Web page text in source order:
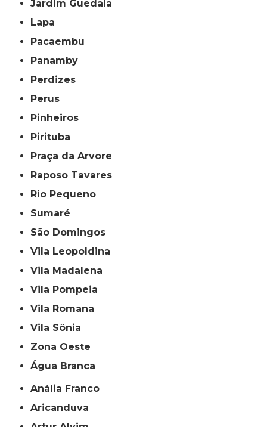
Jardim Guedala
Lapa
Pacaembu
Panamby
Perdizes
Perus
Pinheiros
Pirituba
Praça da Arvore
Raposo Tavares
Rio Pequeno
Sumaré
São Domingos
Vila Leopoldina
Vila Madalena
Vila Pompeia
Vila Romana
Vila Sônia
Zona Oeste
Água Branca
Anália Franco
Aricanduva